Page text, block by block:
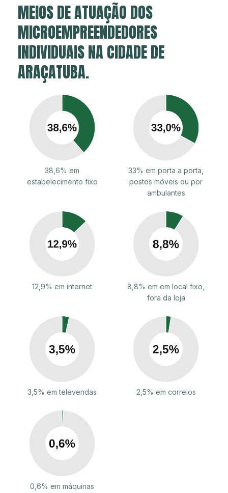
MEIOS DE ATUAÇÃO DOS
MICROEMPREENDEDORES
INDIVIDUAIS NA CIDADE DE
ARAÇATUBA.
38,6% em
estabelecimento fixo
33% em porta a porta,
postos móveis ou por
ambulantes
12,9% em internet
8,8% em em local fixo,
fora da loja
3,5% em televendas 2,5% em correios
0,6% em máquinas